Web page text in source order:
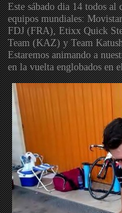
Este sábado dia 14 todos
equipos mundiales:
FDJ (FRA), Etixx Quick
Team (KAZ) y Team
Estaremos animando a
en la vuelta englobados en